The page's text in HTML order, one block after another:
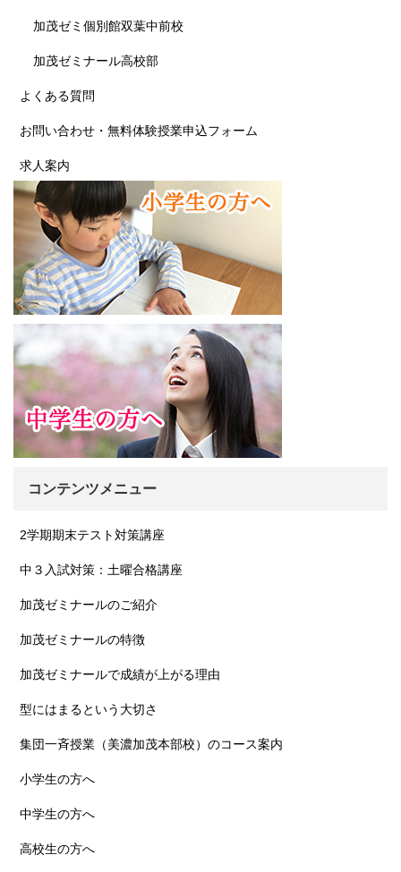
加茂ゼミ個別館双葉中前校
加茂ゼミナール高校部
よくある質問
お問い合わせ・無料体験授業申込フォーム
求人案内
コンテンツメニュー
2学期期末テスト対策講座
中３入試対策：土曜合格講座
加茂ゼミナールのご紹介
加茂ゼミナールの特徴
加茂ゼミナールで成績が上がる理由
型にはまるという大切さ
集団一斉授業（美濃加茂本部校）のコース案内
小学生の方へ
中学生の方へ
高校生の方へ